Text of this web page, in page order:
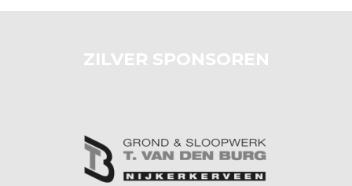
ZILVER SPONSOREN